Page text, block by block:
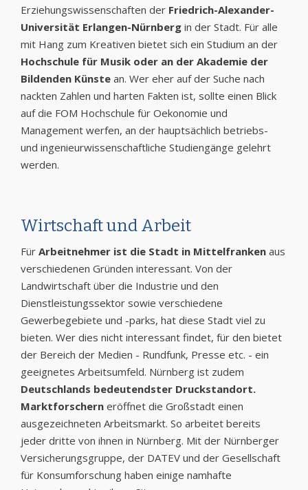
Erziehungswissenschaften der Friedrich-Alexander-
Universität Erlangen-Nürnberg in der Stadt. Für alle
mit Hang zum Kreativen bietet sich ein Studium an der
Hochschule für Musik oder an der Akademie der
Bildenden Künste an. Wer eher auf der Suche nach
nackten Zahlen und harten Fakten ist, sollte einen Blick
auf die FOM Hochschule für Oekonomie und
Management werfen, an der hauptsächlich betriebs-
und ingenieurwissenschaftliche Studiengänge gelehrt
werden.
Wirtschaft und Arbeit
Für Arbeitnehmer ist die Stadt in Mittelfranken aus
verschiedenen Gründen interessant. Von der
Landwirtschaft über die Industrie und den
Dienstleistungssektor sowie verschiedene
Gewerbegebiete und -parks, hat diese Stadt viel zu
bieten. Wer dies nicht interessant findet, für den bietet
der Bereich der Medien - Rundfunk, Presse etc. - ein
geeignetes Arbeitsumfeld. Nürnberg ist zudem
Deutschlands bedeutendster Druckstandort.
Marktforschern eröffnet die Großstadt einen
ausgezeichneten Arbeitsmarkt. So arbeitet bereits
jeder dritte von ihnen in Nürnberg. Mit der Nürnberger
Versicherungsgruppe, der DATEV und der Gesellschaft
für Konsumforschung haben einige namhafte